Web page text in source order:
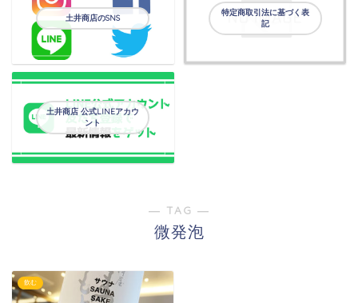
土井商店のSNS
特定商取引法に基づく表
記
土井商店 公式LINEアカウ
ント
― TAG ―
微発泡
飲む